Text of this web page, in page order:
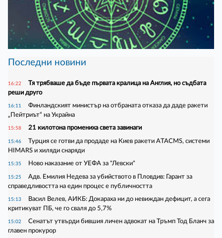
Последни новини
16:22
Тя трябваше да бъде първата кралица на Англия, но съдбата
реши друго
16:11
Финландският министър на отбраната отказа да даде ракети
„Пейтриът“ на Украйна
15:58 21 килотона промениха света завинаги
15:46
Турция се готви да продаде на Киев ракети ATACMS, системи
HIMARS и хиляди снаряди
15:35 Ново наказание от УЕФА за "Левски"
15:25
Адв. Емилия Недева за убийството в Пловдив: Гарант за
справедливостта на един процес е публичността
15:13
Васил Велев, АИКБ: Докараха ни до невиждан дефицит, а сега
критикуват ПБ, че го сваля до 5,7%
15:02
Сенатът утвърди бившия личен адвокат на Тръмп Тод Бланч за
главен прокурор